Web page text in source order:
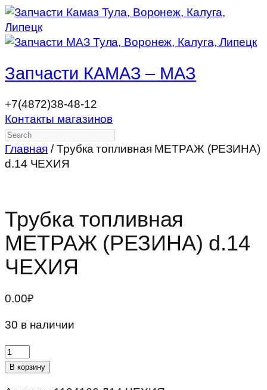
Запчасти КАМАЗ – МАЗ
+7(4872)38-48-12
Контакты магазинов
Search
Главная / Трубка топливная МЕТРАЖ (РЕЗИНА)
d.14 ЧЕХИЯ
Трубка топливная
МЕТРАЖ (РЕЗИНА) d.14
ЧЕХИЯ
0.00₽
30 в наличии
Количество
товара
В корзину